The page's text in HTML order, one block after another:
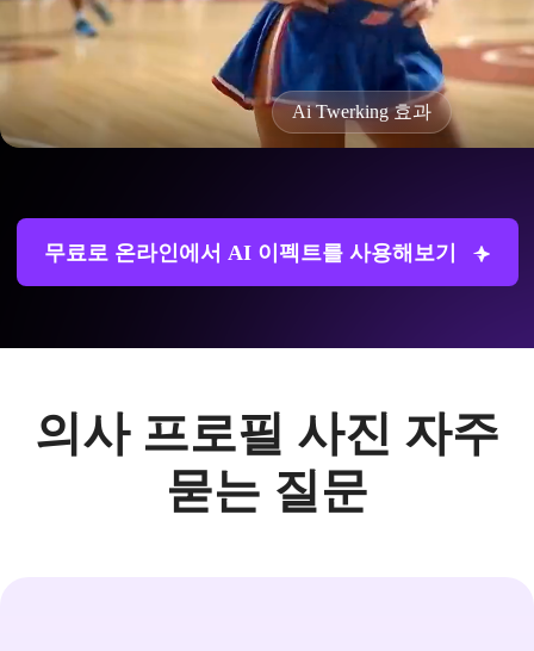
Ai Twerking 효과
무료로 온라인에서 AI 이펙트를 사용해보기
의사 프로필 사진 자주
묻는 질문